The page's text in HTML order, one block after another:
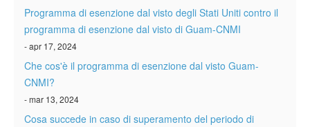
Programma di esenzione dal visto degli Stati Uniti contro il
programma di esenzione dal visto di Guam-CNMI
- apr 17, 2024
Che cos'è il programma di esenzione dal visto Guam-
CNMI?
- mar 13, 2024
Cosa succede in caso di superamento del periodo di